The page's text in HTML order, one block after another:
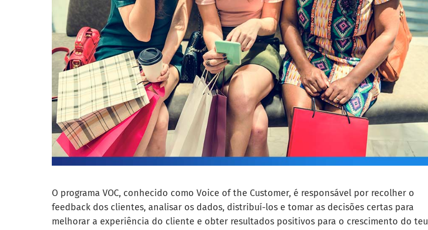
O programa VOC, conhecido como Voice of the Customer, é responsável por recolher o
feedback dos clientes, analisar os dados, distribuí-los e tomar as decisões certas para
melhorar a experiência do cliente e obter resultados positivos para o crescimento do teu